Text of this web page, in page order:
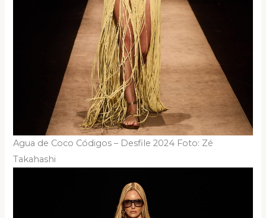
Agua de Coco Códigos – Desfile 2024 Foto: Zé
Takahashi